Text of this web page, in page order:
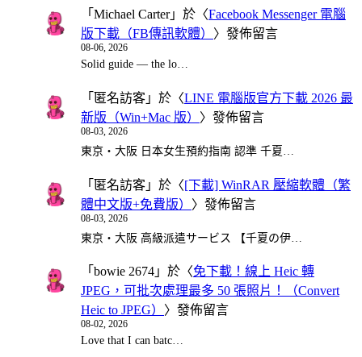
「 Michael Carter」於〈Facebook Messenger 電腦
版下載（FB傳訊軟體） 〉發佈留言
08-06, 2026
Solid guide — the lo…
「 匿名訪客 」於〈LINE 電腦版官方下載 2026 最
新版（Win+Mac 版） 〉發佈留言
08-03, 2026
東京・大阪 日本女生預約指南 認準 千夏…
「 匿名訪客 」於〈[下載] WinRAR 壓縮軟體（繁
體中文版+免費版） 〉發佈留言
08-03, 2026
東京・大阪 高級派遣サービス 【千夏の伊…
「 bowie 2674 」於〈免下載！線上 Heic 轉
JPEG，可批次處理最多 50 張照片！（Convert
Heic to JPEG） 〉發佈留言
08-02, 2026
Love that I can batc…